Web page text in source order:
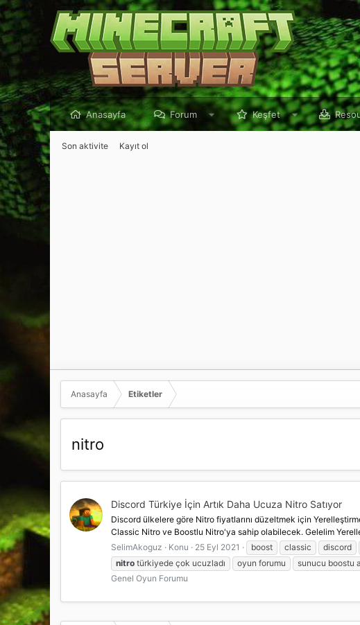
Anasayfa Forum Keşfet
Son aktivite Kayıt ol
Anasayfa Etiketler
nitro
Discord Türkiye İçin Artık Daha Ucuza Nitro Satıyor
Discord ülkelere göre Nitro fiyatlarını düzeltmek için
Classic Nitro ve Boostlu Nitro'ya sahip olabilecek. Gelelim
SelimAkoguz
Konu 25 Eyl 2021 boost classic discord
nitro türkiyede çok ucuzladı oyun forumu sunucu boostu
Genel Oyun Forumu